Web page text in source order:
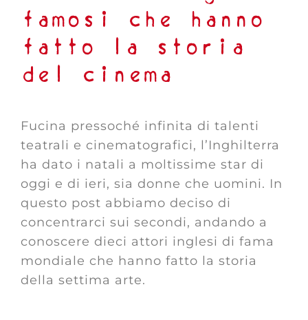
famosi che hanno
fatto la storia
del cinema
Fucina pressoché infinita di talenti
teatrali e cinematografici, l’Inghilterra
ha dato i natali a moltissime star di
oggi e di ieri, sia donne che uomini. In
questo post abbiamo deciso di
concentrarci sui secondi, andando a
conoscere dieci attori inglesi di fama
mondiale che hanno fatto la storia
della settima arte.